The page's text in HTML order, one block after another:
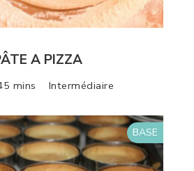
A PIZZA
mins Intermédiaire
BASE